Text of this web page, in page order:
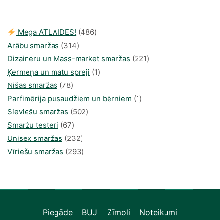
Mega ATLAIDES! 486486
Arābu smaržas 314314
produkti
Dizaineru un Mass-market smaržas 221221
Ķermeņa un matu spreji 11
Nišas smaržas 7878
produkts
Parfimērija pusaudžiem un bērniem 11
Sieviešu smaržas 502502
Smaržu testeri 6767
produkts
Unisex smaržas 232232
produkts
Vīriešu smaržas 293293
Piegāde BUJ Zīmoli Noteikumi